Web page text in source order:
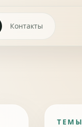
Контакты
ТЕМЫ